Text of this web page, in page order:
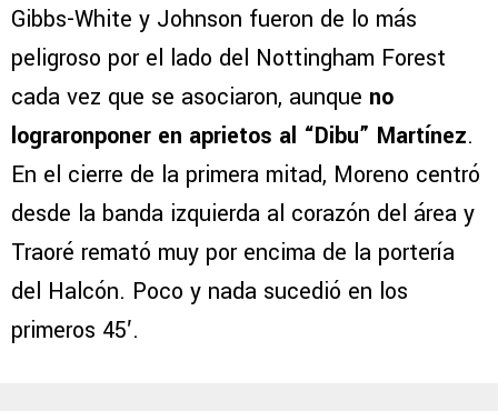
Gibbs-White y Johnson fueron de lo más
peligroso por el lado del Nottingham Forest
cada vez que se asociaron, aunque no
lograronponer en aprietos al “Dibu” Martínez.
En el cierre de la primera mitad, Moreno centró
desde la banda izquierda al corazón del área y
Traoré remató muy por encima de la portería
del Halcón. Poco y nada sucedió en los
primeros 45′.